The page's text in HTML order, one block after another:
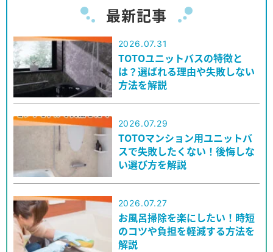
最新記事
2026.07.31
TOTOユニットバスの特徴と
は？選ばれる理由や失敗しない
方法を解説
2026.07.29
TOTOマンション用ユニットバ
スで失敗したくない！後悔しな
い選び方を解説
2026.07.27
お風呂掃除を楽にしたい！時短
のコツや負担を軽減する方法を
解説